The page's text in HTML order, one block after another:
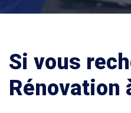
Si vous
Rénovation